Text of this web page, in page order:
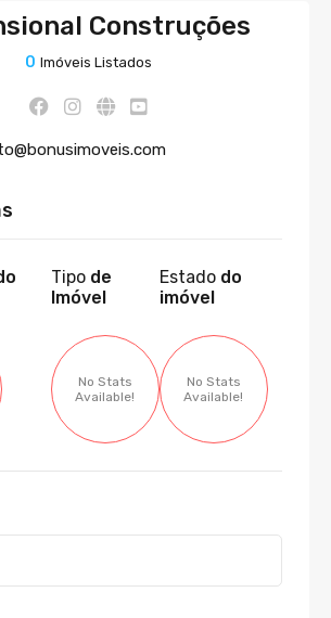
Construções
0 Imóveis Listados
Tipode
Imóvel
No Stats
Available!
Estadodo
imóvel
No Stats
Available!